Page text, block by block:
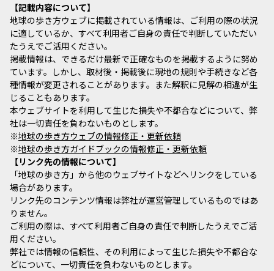
記載内容について
地球の歩き方ウェブに掲載されている情報は、ご利用の際の状況
に適しているか、すべて利用者ご自身の責任で判断していただい
たうえでご活用ください。
掲載情報は、できるだけ最新で正確なものを掲載するように努め
ています。しかし、取材後・掲載後に現地の規則や手続きなど各
種情報が変更されることがあります。また解釈に見解の相違が生
じることもあります。
本ウェブサイトを利用して生じた損失や不都合などについて、弊
社は一切責任を負わないものとします。
※地球の歩き方ウェブの情報修正・更新依頼
※地球の歩き方ガイドブックの情報修正・更新依頼
リンク先の情報について
「地球の歩き方」から他のウェブサイトなどへリンクをしている
場合があります。
リンク先のコンテンツ情報は弊社が運営管理しているものではあ
りません。
ご利用の際は、すべて利用者ご自身の責任で判断したうえでご活
用ください。
弊社では情報の信頼性、その利用によって生じた損失や不都合な
どについて、一切責任を負わないものとします。